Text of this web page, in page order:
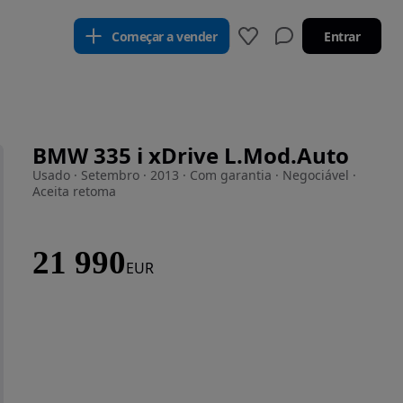
Começar a vender Entrar
BMW 335 i xDrive L.Mod.Auto
Usado · Setembro · 2013 · Com garantia · Negociável ·
Aceita retoma
21 990EUR